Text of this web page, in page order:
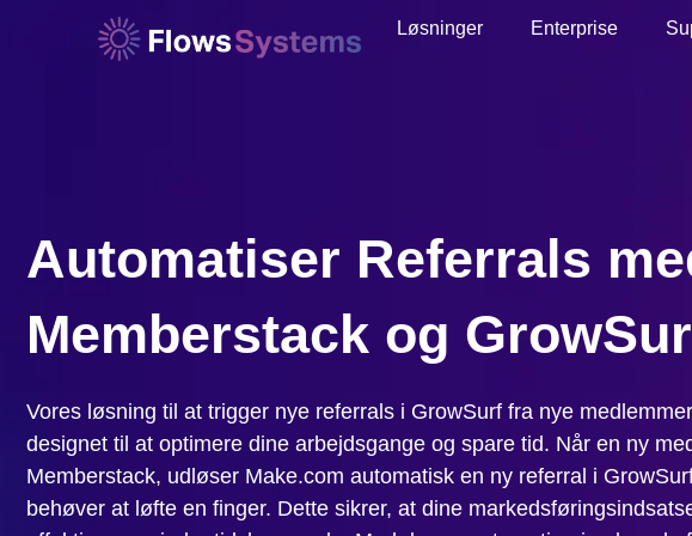
Løsninger Enterprise
Automatiser Referrals
Memberstack og
Vores løsning til at trigger nye referrals i GrowSurf fra nye
designet til at optimere dine arbejdsgange og spare tid. Når en ny
Memberstack, udløser Make.com automatisk en ny referral i
behøver at løfte en finger. Dette sikrer, at dine